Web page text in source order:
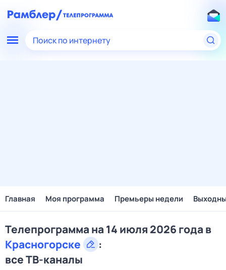
Поиск по интернету
Главная Моя программа Премьеры недели
Телепрограмма на 14 июля 2026 года в
Красногорске
:
все ТВ-каналы